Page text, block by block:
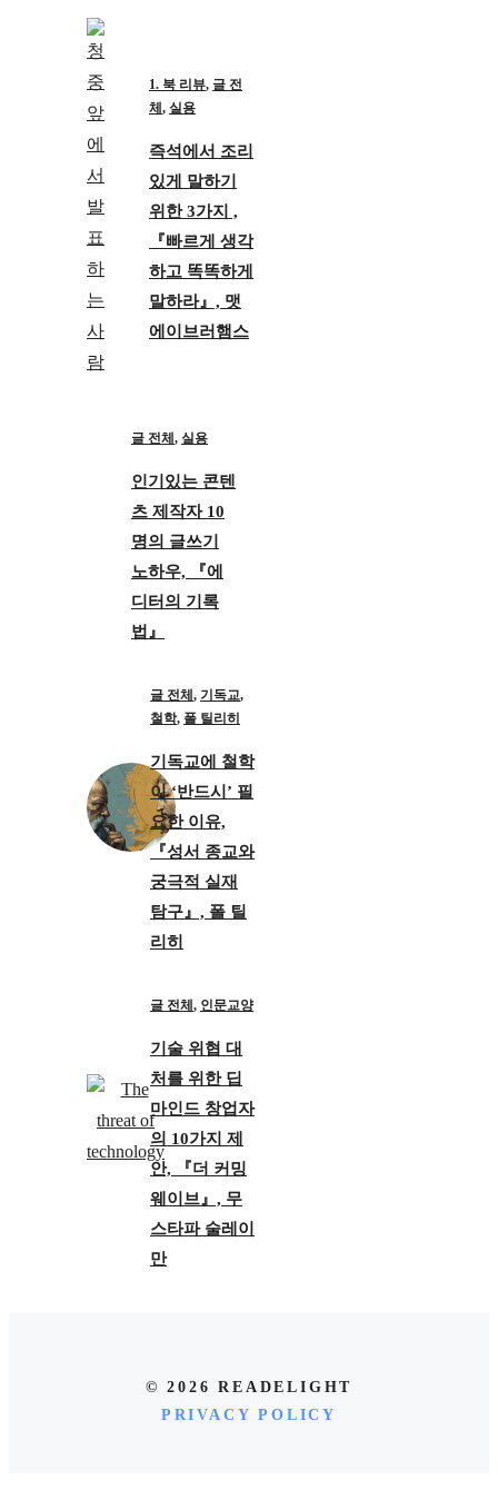
1. 북 리뷰, 글 전
체 , 실용
즉석에서 조리
있게 말하기
위한 3가지 ,
『빠르게 생각
하고 똑똑하게
말하라』, 맷
에이브러햄스
글 전체, 실용
인기있는 콘텐
츠 제작자 10
명의 글쓰기
노하우, 『에
디터의 기록
법』
글 전체, 기독교,
철학, 폴 틸리히
기독교에 철학
이 ‘반드시’ 필
요한 이유,
『성서 종교와
궁극적 실재
탐구』, 폴 틸
리히
글 전체, 인문교양
기술 위협 대
처를 위한 딥
마인드 창업자
의 10가지 제
안, 『더 커밍
웨이브』, 무
스타파 술레이
만
© 2026 READELIGHT
PRIVACY POLICY